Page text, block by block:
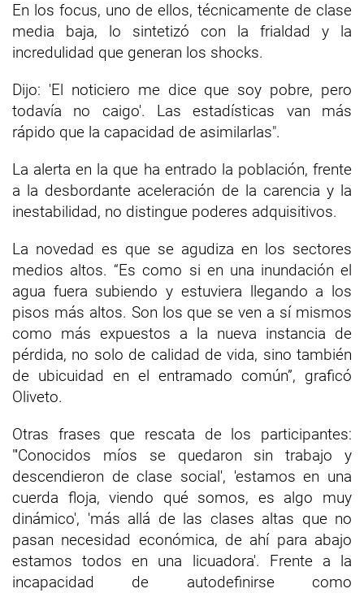
En los focus, uno de ellos, técnicamente de clase
media baja, lo sintetizó con la frialdad y la
incredulidad que generan los shocks.
Dijo: 'El noticiero me dice que soy pobre, pero
todavía no caigo'. Las estadísticas van más
rápido que la capacidad de asimilarlas".
La alerta en la que ha entrado la población, frente
a la desbordante aceleración de la carencia y la
inestabilidad, no distingue poderes adquisitivos.
La novedad es que se agudiza en los sectores
medios altos. “Es como si en una inundación el
agua fuera subiendo y estuviera llegando a los
pisos más altos. Son los que se ven a sí mismos
como más expuestos a la nueva instancia de
pérdida, no solo de calidad de vida, sino también
de ubicuidad en el entramado común”, graficó
Oliveto.
Otras frases que rescata de los participantes:
"'Conocidos míos se quedaron sin trabajo y
descendieron de clase social', 'estamos en una
cuerda floja, viendo qué somos, es algo muy
dinámico', 'más allá de las clases altas que no
pasan necesidad económica, de ahí para abajo
estamos todos en una licuadora'. Frente a la
incapacidad de autodefinirse como